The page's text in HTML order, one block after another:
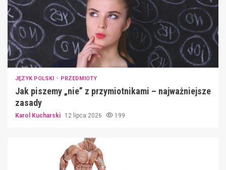
JĘZYK POLSKI PRZEDMIOTY
Jak piszemy „nie” z przymiotnikami – najważniejsze
zasady
Karol Kucharski 12 lipca 2026 199